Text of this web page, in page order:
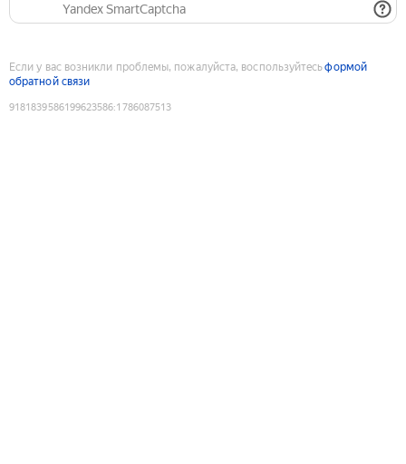
Yandex SmartCaptcha
Если у вас возникли проблемы, пожалуйста, воспользуйтесьформой
обратной связи
9181839586199623586:1786087513